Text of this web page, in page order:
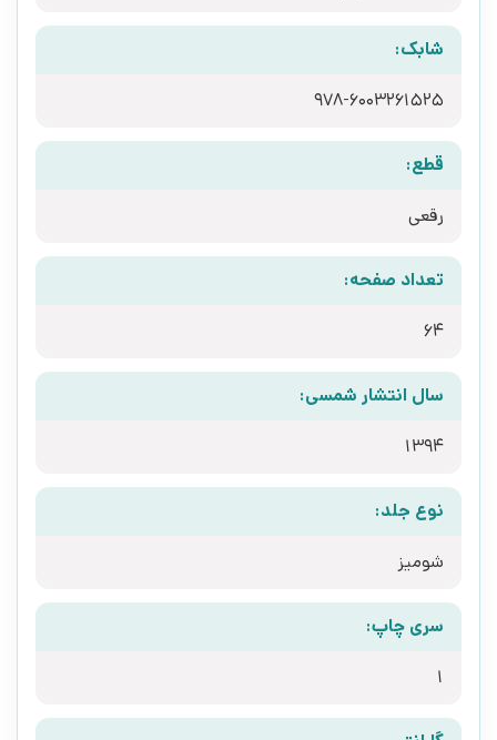
شابک:
978-6003261525
قطع:
رقعی
تعداد صفحه:
64
سال انتشار شمسی:
1394
نوع جلد:
شومیز
سری چاپ:
1